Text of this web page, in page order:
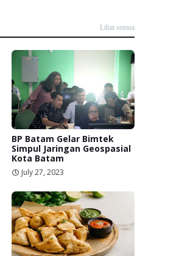
Lihat semua
BP Batam Gelar Bimtek
Simpul Jaringan Geospasial
Kota Batam
July 27, 2023